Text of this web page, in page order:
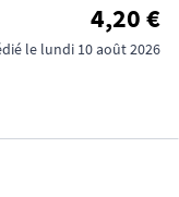
4,20 €
le lundi 10 août 2026